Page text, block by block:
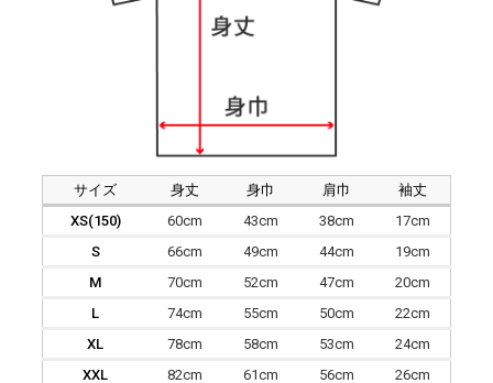
サイズ 身丈 身巾 肩巾
袖丈
XS(150)
60cm 43cm 38cm
17cm
S
66cm 49cm 44cm
19cm
M
70cm 52cm 47cm
20cm
L
74cm 55cm 50cm
22cm
XL
78cm 58cm 53cm
24cm
XXL
82cm 61cm 56cm 26cm